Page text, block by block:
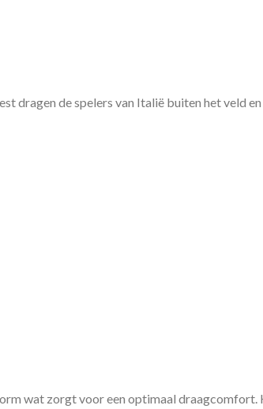
dragen de spelers van Italië buiten het veld
wat zorgt voor een optimaal